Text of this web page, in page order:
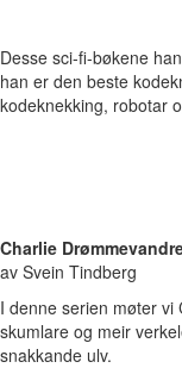
Desse sci-fi-bøkene
han er den beste
kodeknekking, robotar
Charlie
av Svein Tindberg
I denne serien møter
skumlare og meir
snakkande ulv.